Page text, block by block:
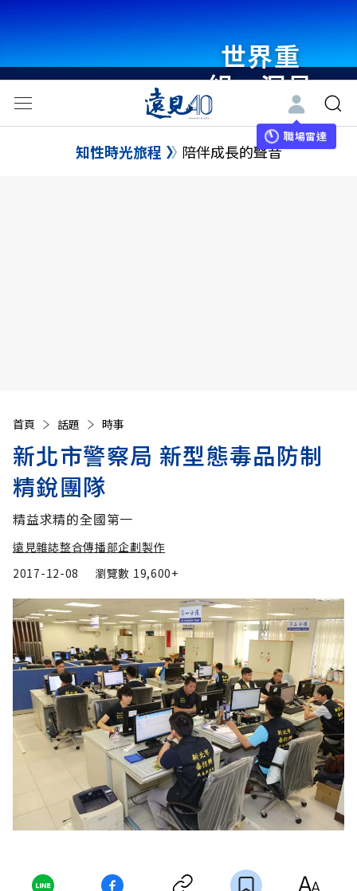
世界重
組・洞見
未來 與
世界領袖
職場雷達
知性時光旅程 陪伴成長的聲音
首頁 話題 時事
新北市警察局 新型態毒品防制
精銳團隊
精益求精的全國第一
遠見雜誌整合傳播部企劃製作
2017-12-08
瀏覽數 19,600+